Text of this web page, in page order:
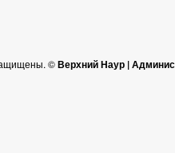
©Верхний Наур |